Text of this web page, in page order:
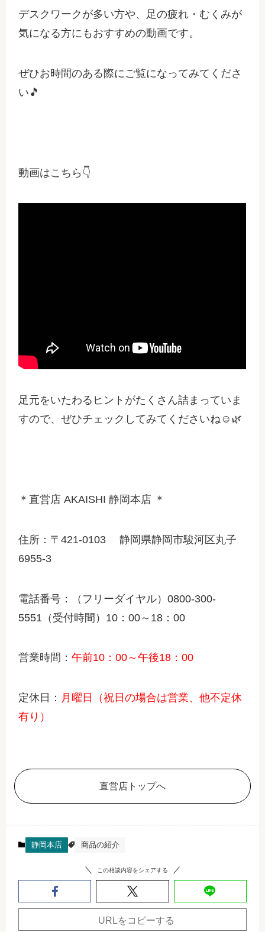
デスクワークが多い方や、足の疲れ・むくみが
気になる方にもおすすめの動画です。
ぜひお時間のある際にご覧になってみてくださ
い🎵
動画はこちら👇
足元をいたわるヒントがたくさん詰まっていま
すので、ぜひチェックしてみてくださいね☺🌿
＊直営店 AKAISHI 静岡本店 ＊
住所：〒421-0103 静岡県静岡市駿河区丸子
6955-3
電話番号：（フリーダイヤル）0800-300-
5551（受付時間）10：00～18：00
営業時間：午前10：00～午後18：00
定休日： 月曜日（祝日の場合は営業、他不定休
有り）
直営店トップへ
静岡本店 商品の紹介
この相談内容をシェアする
URLをコピーする